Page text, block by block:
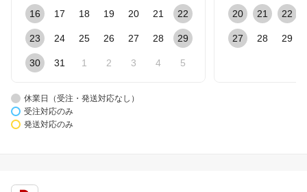
16 17 18 19 20 21 22
23 24 25 26 27 28 29
30 31 1 2 3 4 5
20 21 22
27 28 29
休業日（受注・発送対応なし）
受注対応のみ
発送対応のみ